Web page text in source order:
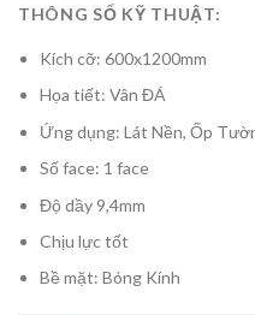
THÔNG SỐ KỸ THUẬT:
Kích cỡ: 600x1200mm
Họa tiết: Vân ĐÁ
Ứng dụng: Lát Nền, Ốp
Số face: 1 face
Độ dầy 9,4mm
Chịu lực tốt
Bề mặt: Bóng Kính